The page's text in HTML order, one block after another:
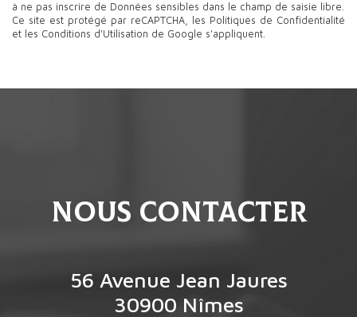
à ne pas inscrire de Données sensibles dans le champ de saisie libre.
Ce site est protégé par reCAPTCHA, les Politiques de Confidentialité
et les Conditions d'Utilisation de Google s'appliquent.
nous contacter
56 Avenue Jean Jaures
30900 Nîmes